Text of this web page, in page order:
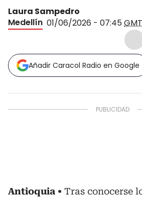
Laura Sampedro
Medellín 01/06/2026 - 07:45
Añadir Caracol Radio en Google
Antioquia
Tras conocerse